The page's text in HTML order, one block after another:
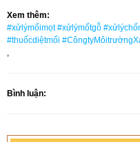
Xem thêm:
#xửlýmốimọt #xửlýmốtgỗ
#thuốcdiệtmối
,
Bình luận: